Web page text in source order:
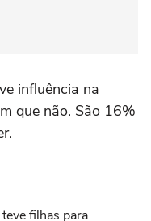
influência na
que não. São 16%
filhas para